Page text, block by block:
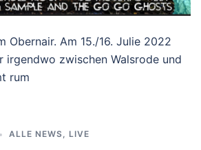
Obernair. Am 15./16. Julie 2022
irgendwo zwischen Walsrode und
rum
ALLE NEWS, LIVE